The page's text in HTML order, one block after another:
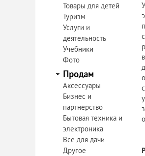
Товары для детей
Туризм
Услуги и
деятельность
Учебники
Фото
Продам
Аксессуары
Бизнес и
партнёрство
Бытовая техника и
электроника
Все для дачи
Другое